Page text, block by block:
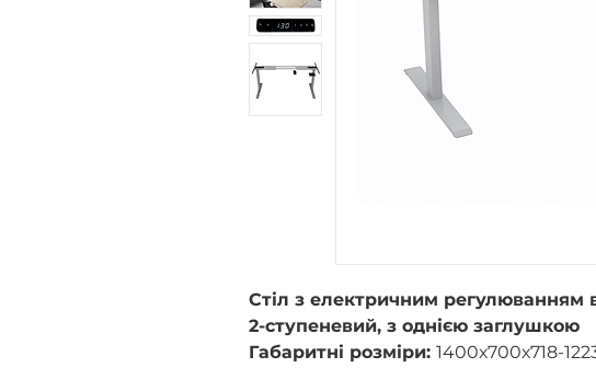
Стіл з електричним регулюванням
2-ступеневий, з однією заглушкою
Габаритні розміри: 1400х700х718-